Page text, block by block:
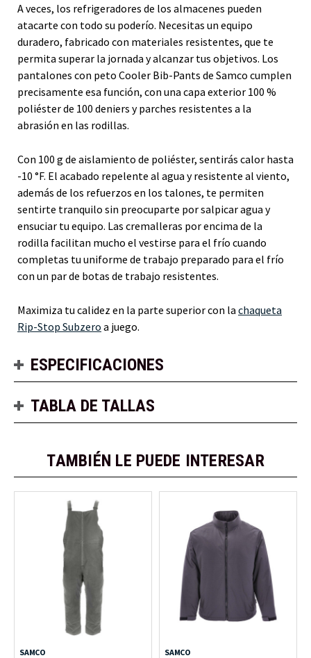
A veces, los refrigeradores de los almacenes pueden
atacarte con todo su poderío. Necesitas un equipo
duradero, fabricado con materiales resistentes, que te
permita superar la jornada y alcanzar tus objetivos. Los
pantalones con peto Cooler Bib-Pants de Samco cumplen
precisamente esa función, con una capa exterior 100 %
poliéster de 100 deniers y parches resistentes a la
abrasión en las rodillas.
Con 100 g de aislamiento de poliéster, sentirás calor hasta
-10 °F. El acabado repelente al agua y resistente al viento,
además de los refuerzos en los talones, te permiten
sentirte tranquilo sin preocuparte por salpicar agua y
ensuciar tu equipo. Las cremalleras por encima de la
rodilla facilitan mucho el vestirse para el frío cuando
completas tu uniforme de trabajo preparado para el frío
con un par de botas de trabajo resistentes.
Maximiza tu calidez en la parte superior con la chaqueta
Rip-Stop Subzero a juego.
ESPECIFICACIONES
TABLA DE TALLAS
TAMBIÉN LE PUEDE INTERESAR
SAMCO SAMCO